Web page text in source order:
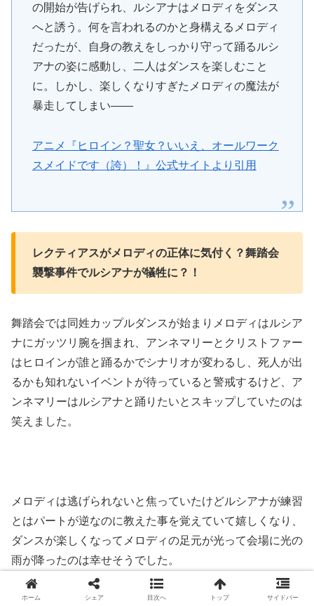
の開始が告げられ、ルシアナはメロディをダンス
へと誘う。何を言われるのかと身構えるメロディ
だったが、自身の教えをしっかり守って踊るルシ
アナの姿に感動し、二人はダンスを楽しむこと
に。しかし、楽しくなりすぎたメロディの魔法が
暴走してしまい――
アニメ『ヒロイン？聖女？いいえ、オールワーク
スメイドです（誇）！』公式サイトより引用
レクティアスがメロディの正体に気付く？舞踏会
襲撃事件でルシアナが犠牲に？！
舞踏会では同姓カップルダンスが始まりメロディはルシア
ナにガッツリ腕を掴まれ、アンネマリーとクリストファー
はヒロインが誰と踊るかでシナリオが変わるし、死人が出
るかも知れないイベントが待っていると警戒するけど、ア
ンネマリーはルシアナと踊りたいとスキップしていたのは
笑えました。
メロディは逃げられないと焦っていたけどルシアナが練習
とはパートが逆なのに教えた事を覚えていて嬉しくなり、
ダンスが楽しくなってメロディの足元が光って会場に光の
雨が降ったのは幸せそうでした。
ルシアナが焦ってメロディの足を踏み、心の中で注意する
ホーム シェア 目次へ トップ サイドバー